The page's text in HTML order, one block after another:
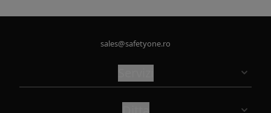
sales@safetyone.ro